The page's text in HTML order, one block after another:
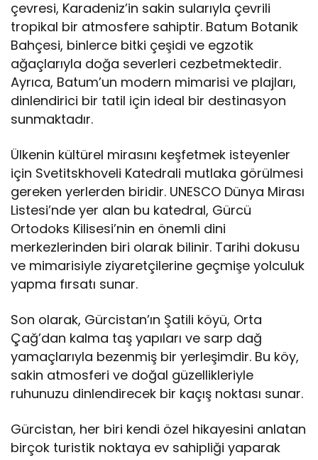
çevresi, Karadeniz’in sakin sularıyla çevrili
tropikal bir atmosfere sahiptir. Batum Botanik
Bahçesi, binlerce bitki çeşidi ve egzotik
ağaçlarıyla doğa severleri cezbetmektedir.
Ayrıca, Batum’un modern mimarisi ve plajları,
dinlendirici bir tatil için ideal bir destinasyon
sunmaktadır.
Ülkenin kültürel mirasını keşfetmek isteyenler
için Svetitskhoveli Katedrali mutlaka görülmesi
gereken yerlerden biridir. UNESCO Dünya Mirası
Listesi’nde yer alan bu katedral, Gürcü
Ortodoks Kilisesi’nin en önemli dini
merkezlerinden biri olarak bilinir. Tarihi dokusu
ve mimarisiyle ziyaretçilerine geçmişe yolculuk
yapma fırsatı sunar.
Son olarak, Gürcistan’ın Şatili köyü, Orta
Çağ’dan kalma taş yapıları ve sarp dağ
yamaçlarıyla bezenmiş bir yerleşimdir. Bu köy,
sakin atmosferi ve doğal güzellikleriyle
ruhunuzu dinlendirecek bir kaçış noktası sunar.
Gürcistan, her biri kendi özel hikayesini anlatan
birçok turistik noktaya ev sahipliği yaparak